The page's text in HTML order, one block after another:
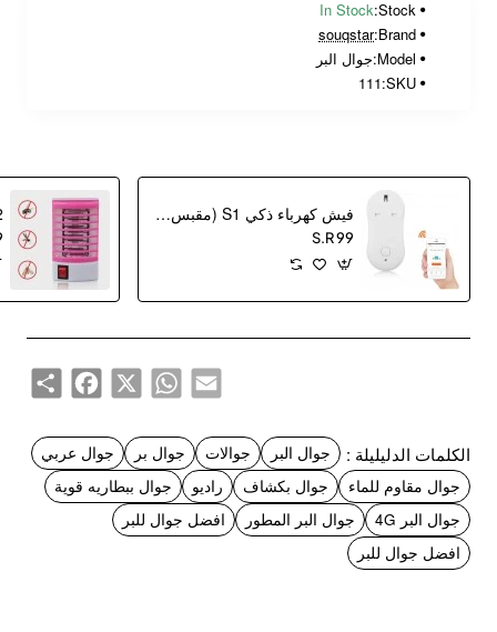
Stock:
In Stock
Brand:
souqstar
Model: جوال البر
SKU:
111
فيش كهرباء ذكي S1 (مقبس كهربائي ذكي)
S.R 99
Share
Facebook X
WhatsApp Email
الكلمات الدليليلة : جوال البر جوالات جوال بر
جوال عربي
جوال مقاوم للماء
جوال بكشاف راديو
جوال ببطاريه قوية
جوال البر 4G
جوال البر المطور
افضل جوال للبر
افضل جوال للبر